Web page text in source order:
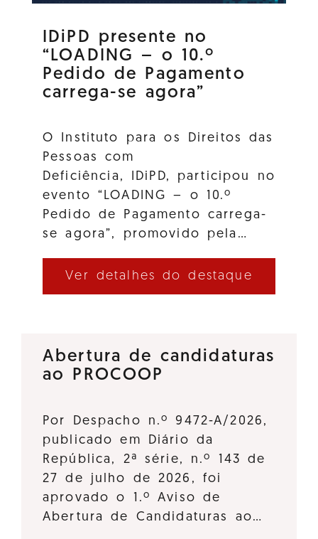
IDiPD presente no
“LOADING – o 10.º
Pedido de Pagamento
carrega-se agora”
O Instituto para os Direitos das
Pessoas com
Deficiência, IDiPD, participou no
evento “LOADING – o 10.º
Pedido de Pagamento carrega-
se agora”, promovido pela…
Ver detalhes do destaque
Abertura de candidaturas
ao PROCOOP
Por Despacho n.º 9472-A/2026,
publicado em Diário da
República, 2ª série, n.º 143 de
27 de julho de 2026, foi
aprovado o 1.º Aviso de
Abertura de Candidaturas ao…